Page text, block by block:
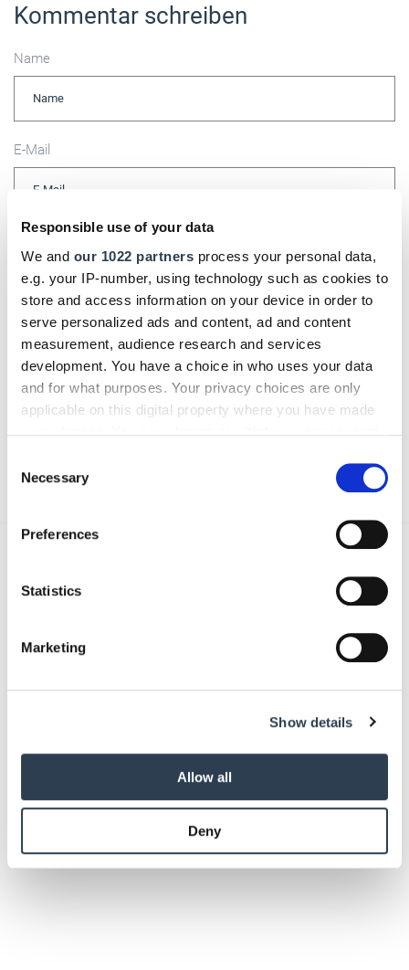
Responsible use of your data
We and our 1022 partners process your personal data,
e.g. your IP-number, using technology such as cookies to
store and access information on your device in order to
serve personalized ads and content, ad and content
measurement, audience research and services
development. You have a choice in who uses your data
and for what purposes. Your privacy choices are only
applicable on this digital property where you have made
the Privacy trigger icon.
Collect information about your geographical location
Identify your device by actively scanning it for
Find out more about how your personal data is processed
and set your preferences in the
provide social media features and to analyse our traffic.
provided to them or that they’ve collected from your use
Weitere Informationen:Impressum Datenschutz
Selection
Necessary
Preferences
Statistics
Marketing
Show details
Allow all
Deny
Kommentar schreiben
Name
E-Mail
Bitte geben Sie "Kommentar" rückwärts ein.